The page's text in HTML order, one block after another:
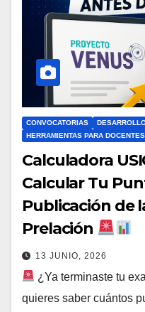
CONVOCATORIAS
HERRAMIENTAS PARA DOCENTES
Calculadora
Calcular Tu
Publicación de
Prelación
13 JUNIO, 2026
¿Ya terminaste tu
quieres saber cuántos